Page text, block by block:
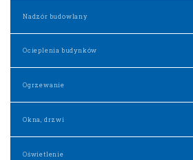
Nadzór budowlany
Ocieplenia budynków
Ogrzewanie
Okna, drzwi
Oświetlenie